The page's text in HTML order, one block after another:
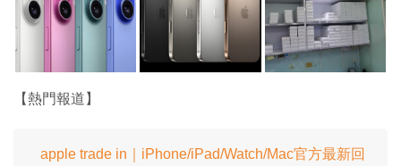
【熱門報道】
apple trade in｜iPhone/iPad/Watch/Mac官方最新回